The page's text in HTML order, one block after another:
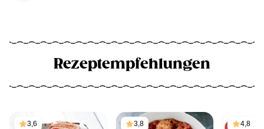
Rezeptempfehlungen
3,6 3,8 4,8